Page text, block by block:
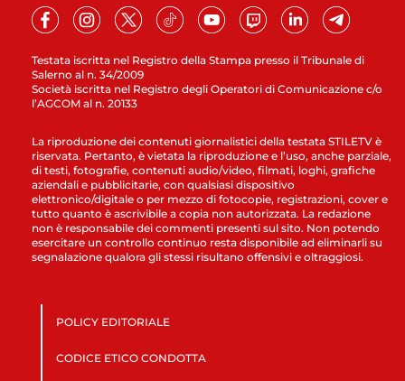
Testata iscritta nel Registro della Stampa presso il Tribunale di
Salerno al n. 34/2009
Società iscritta nel Registro degli Operatori di Comunicazione c/o
l’AGCOM al n. 20133
La riproduzione dei contenuti giornalistici della testata STILETV è
riservata. Pertanto, è vietata la riproduzione e l’uso, anche parziale,
di testi, fotografie, contenuti audio/video, filmati, loghi, grafiche
aziendali e pubblicitarie, con qualsiasi dispositivo
elettronico/digitale o per mezzo di fotocopie, registrazioni, cover e
tutto quanto è ascrivibile a copia non autorizzata. La redazione
non è responsabile dei commenti presenti sul sito. Non potendo
esercitare un controllo continuo resta disponibile ad eliminarli su
segnalazione qualora gli stessi risultano offensivi e oltraggiosi.
POLICY EDITORIALE
CODICE ETICO CONDOTTA